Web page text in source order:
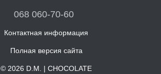
068 060-70-60
Контактная информация
Полная версия сайта
© 2026 D.M. | CHOCOLATE